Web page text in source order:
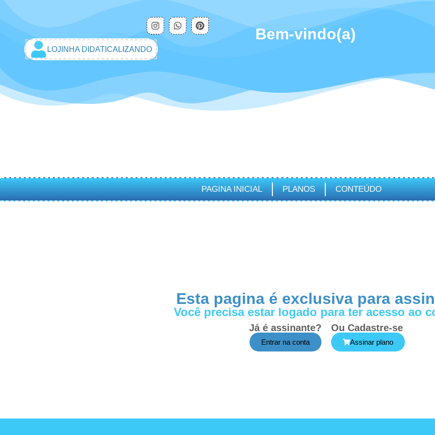
LOJINHA DIDATICALIZANDO
Bem-vindo(a)
PAGINA INICIAL PLANOS CONTEÚDO
Esta pagina é exclusiva para
Você precisa estar logado para ter acesso ao
Já é assinante?
Entrar na conta
Ou Cadastre-se
Assinar plano